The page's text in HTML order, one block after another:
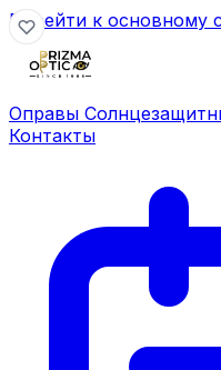
Перейти к основному
Оправы
Контакты